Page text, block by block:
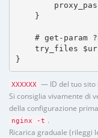
    }
# get-param
try_files
}
XXXXXX
— ID del tuo sito
Si consiglia vivamente di
della configurazione
nginx -t .
Ricarica graduale (rileggi